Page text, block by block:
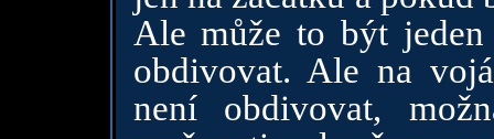
Ale může to být
obdivovat. Ale na
není obdivovat,